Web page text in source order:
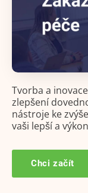
Tvorba a
zlepšení
nástroje ke
vaši lepší a
Chci začít